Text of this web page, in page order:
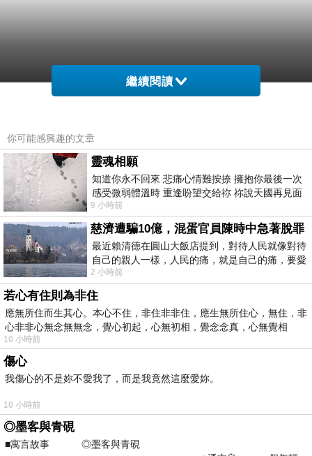
繼續閱讀
你可能感興趣的文章
靈魂相願
知道你永不回來 悲痛心情難按捺 擁抱你最後一次
感受微弱體溫時 重逢盼望交給祢 祢說天國再見面
此刻忍淚說別離 他日靈魂再
9 小時前
慈濟遭騙10億，混蛋官員陳時中急著脫罪
最近賴清德在圓山大飯店提到，對待人民就像對待
自己的親人一樣，人民的痛，就是自己的痛，要愛
民如親，說的這麼好聽，實際上根本沒做
2 小時前
若心有住則為非住
應無所住而生其心。本心不住，非住非非住，應生無所住心，無住，非
心非非心無念無無念，覺心初起，心無初相，覺念念真，心無覺相
10 小時前
傷心
我傷心的不是妳不愛我了，而是我竟然這麼愛妳。
10 小時前
◎墨客與青硯
■寓言故事 ◎墨客與青硯